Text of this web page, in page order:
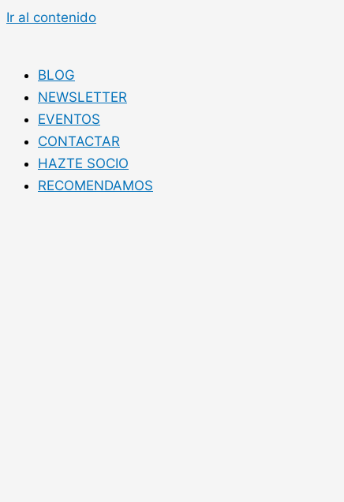
Ir al contenido
BLOG
NEWSLETTER
EVENTOS
CONTACTAR
HAZTE SOCIO
RECOMENDAMOS